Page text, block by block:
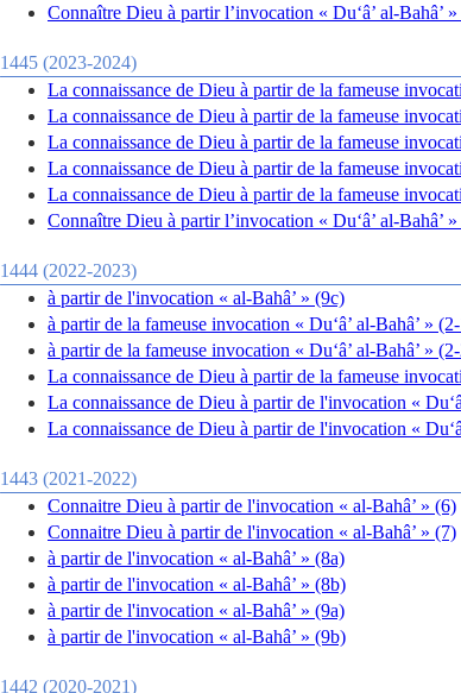
Connaître Dieu à partir l’invocation « Du‘â’ al-Bahâ’
1445 (2023-2024)
La connaissance de Dieu à partir de la fameuse
La connaissance de Dieu à partir de la fameuse
La connaissance de Dieu à partir de la fameuse
La connaissance de Dieu à partir de la fameuse
La connaissance de Dieu à partir de la fameuse
Connaître Dieu à partir l’invocation « Du‘â’ al-Bahâ’
1444 (2022-2023)
à partir de l'invocation « al-Bahâ’ » (9c)
à partir de la fameuse invocation « Du‘â’ al-Bahâ’ »
à partir de la fameuse invocation « Du‘â’ al-Bahâ’ »
La connaissance de Dieu à partir de la fameuse
La connaissance de Dieu à partir de l'invocation «
La connaissance de Dieu à partir de l'invocation «
1443 (2021-2022)
Connaitre Dieu à partir de l'invocation « al-Bahâ’ » (6)
Connaitre Dieu à partir de l'invocation « al-Bahâ’ » (7)
à partir de l'invocation « al-Bahâ’ » (8a)
à partir de l'invocation « al-Bahâ’ » (8b)
à partir de l'invocation « al-Bahâ’ » (9a)
à partir de l'invocation « al-Bahâ’ » (9b)
1442 (2020-2021)